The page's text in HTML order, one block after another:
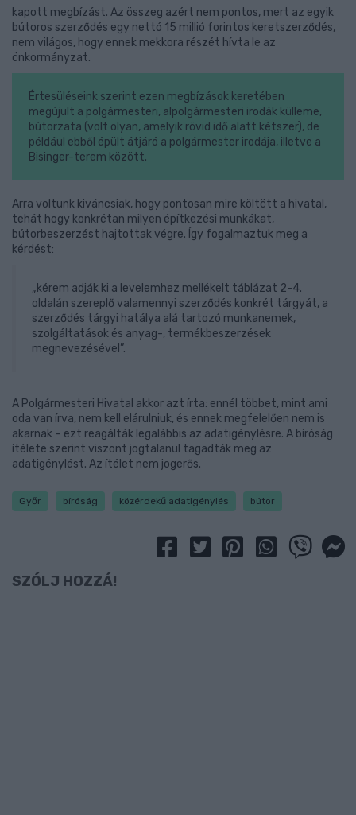
kapott megbízást. Az összeg azért nem pontos, mert az egyik
bútoros szerződés egy nettó 15 millió forintos keretszerződés,
nem világos, hogy ennek mekkora részét hívta le az
önkormányzat.
Értesüléseink szerint ezen megbízások keretében
megújult a polgármesteri, alpolgármesteri irodák külleme,
bútorzata (volt olyan, amelyik rövid idő alatt kétszer), de
például ebből épült átjáró a polgármester irodája, illetve a
Bisinger-terem között.
Arra voltunk kiváncsiak, hogy pontosan mire költött a hivatal,
tehát hogy konkrétan milyen építkezési munkákat,
bútorbeszerzést hajtottak végre. Így fogalmaztuk meg a
kérdést:
„kérem adják ki a levelemhez mellékelt táblázat 2-4.
oldalán szereplő valamennyi szerződés konkrét tárgyát, a
szerződés tárgyi hatálya alá tartozó munkanemek,
szolgáltatások és anyag-, termékbeszerzések
megnevezésével”.
A Polgármesteri Hivatal akkor azt írta: ennél többet, mint ami
oda van írva, nem kell elárulniuk, és ennek megfelelően nem is
akarnak – ezt reagálták legalábbis az adatigénylésre. A bíróság
ítélete szerint viszont jogtalanul tagadták meg az
adatigénylést. Az ítélet nem jogerős.
Győr bíróság közérdekű adatigénylés bútor
SZÓLJ HOZZÁ!